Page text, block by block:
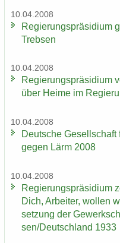
10.04.2008
Re­gie­rungs­prä­si­di­um
Treb­sen
10.04.2008
Re­gie­rungs­prä­si­di­um
über Heime im
10.04.2008
Deut­sche Ge­sell­schaft
gegen Lärm 2008
10.04.2008
Re­gie­rungs­prä­si­di­um
Dich, Ar­bei­ter, wol­len
set­zung der
sen/Deutsch­land 1933